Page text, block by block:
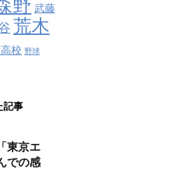
野 武藤
荒木
校 野球
記事
東京エ
での感